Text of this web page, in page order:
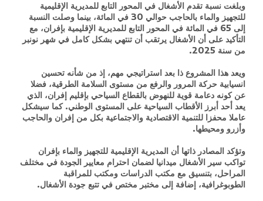
وبلغت نسبة تقدم الأشغال في المحور التابع للمديرية الإقليمية
للتجهيز والماء بالحاجب حوالي 30 في المائة، بينما وصلت النسبة
إلى 65 في المائة في المحور التابع للمديرية الإقليمية بإفران، مع
التأكيد على أن الأشغال يرتقب أن تنتهي بشكل كامل في شهر نونبر
من سنة 2025.
ويعد هذا المشروع ذا بعد استراتيجي مهم، إذ من شأنه تحسين
انسيابية حركة المرور والرفع من مستوى السلامة الطرقية، فضلا
عن كونه دعامة قوية للنهوض بالقطاع السياحي بإقليم إفران، الذي
يعد أحد أبرز الأقطاب السياحية على المستوى الوطني. كما سيشكل
عاملا محفزا للتنمية الاقتصادية والاجتماعية بكل من إفران والحاجب
وأزرو ومحيطها.
وتؤكد المصادر ذاتها أن المديرية الإقليمية للتجهيز والماء بإفران
تواكب سير الأشغال ميدانيا لضمان احترام معايير الجودة في مختلف
المراحل، بتنسيق مع مكتب الدراسات ومكتب للمراقبة
الطوبوغرافية، إضافة إلى مختبر مختص في تتبع جودة الأشغال.